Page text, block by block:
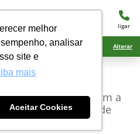
melhor
analisar
site e
mais
Aceitar Cookies
ligar
Alterar
Série 6J
Série 6J representam a
com a confiabilidade